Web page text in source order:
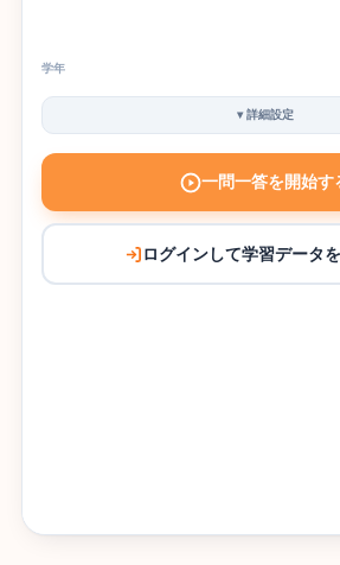
学年
▾詳細設定
一問一答を開始す
ログインして学習データ